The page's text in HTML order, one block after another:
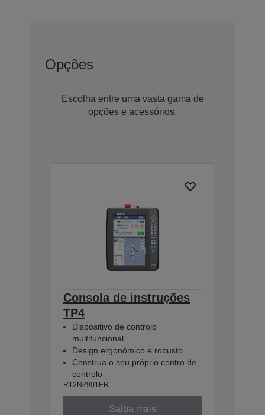
Opções
Escolha entre uma vasta gama de
opções e acessórios.
Consola de instruções
TP4
Dispositivo de controlo
multifuncional
Design ergonómico e robusto
Construa o seu próprio centro de
controlo
R12NZ901ER
Saiba mais